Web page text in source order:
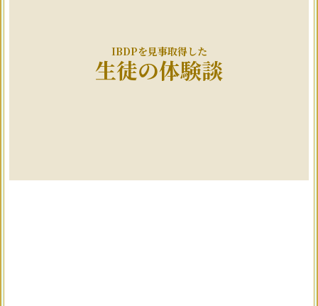
IBDPを見事取得した
生徒の体験談